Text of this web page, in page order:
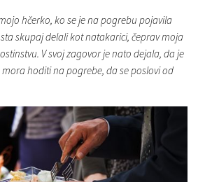
hčerko, ko se je na pogrebu pojavila
skupaj delali kot natakarici, čeprav moja
V svoj zagovor je nato dejala, da je
hoditi na pogrebe, da se poslovi od